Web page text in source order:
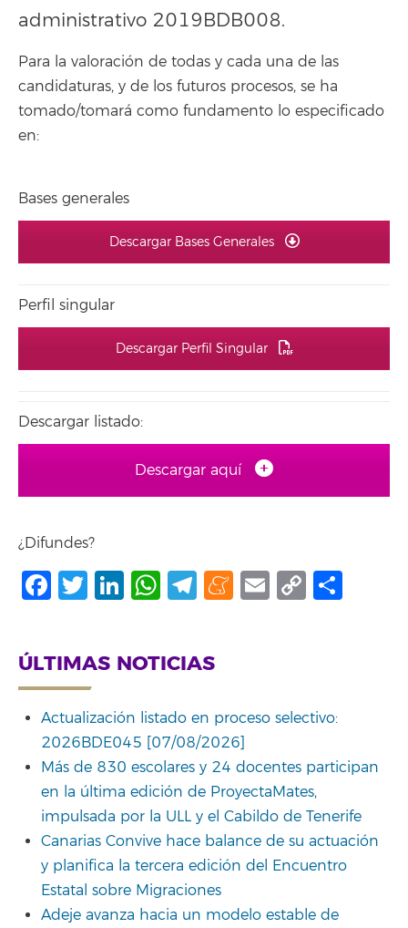
administrativo 2019BDB008.
Para la valoración de todas y cada una de las
candidaturas, y de los futuros procesos, se ha
tomado/tomará como fundamento lo especificado
en:
Bases generales
Descargar Bases Generales
Perfil singular
Descargar Perfil Singular
Descargar listado:
Descargar aquí
¿Difundes?
Facebook
Twitter
LinkedIn
WhatsApp
Telegram
Meneame
Email
Copy
ÚLTIMAS NOTICIAS
Actualización listado en proceso selectivo:
2026BDE045 [07/08/2026]
Más de 830 escolares y 24 docentes participan
en la última edición de ProyectaMates,
impulsada por la ULL y el Cabildo de Tenerife
Canarias Convive hace balance de su actuación
y planifica la tercera edición del Encuentro
Estatal sobre Migraciones
Adeje avanza hacia un modelo estable de